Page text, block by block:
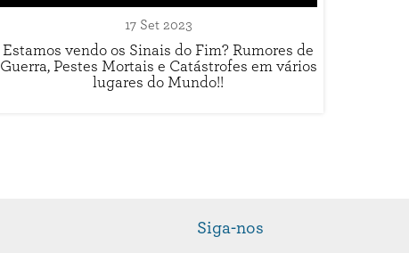
17 Set 2023
Estamos vendo os Sinais do Fim? Rumores de
Guerra, Pestes Mortais e Catástrofes em vários
lugares do Mundo!!
Siga-nos